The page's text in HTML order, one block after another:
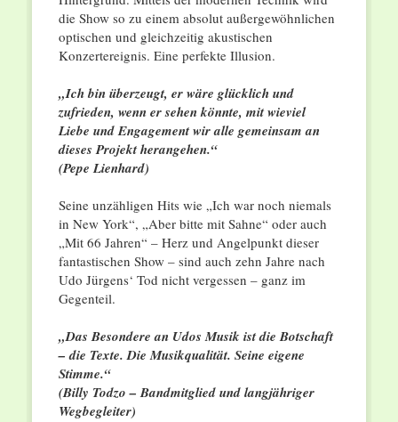
die Show so zu einem absolut außergewöhnlichen
optischen und gleichzeitig akustischen
Konzertereignis. Eine perfekte Illusion.
„Ich bin überzeugt, er wäre glücklich und
zufrieden, wenn er sehen könnte, mit wieviel
Liebe und Engagement wir alle gemeinsam an
dieses Projekt herangehen.“
(Pepe Lienhard)
Seine unzähligen Hits wie „Ich war noch niemals
in New York“, „Aber bitte mit Sahne“ oder auch
„Mit 66 Jahren“ – Herz und Angelpunkt dieser
fantastischen Show – sind auch zehn Jahre nach
Udo Jürgens‘ Tod nicht vergessen – ganz im
Gegenteil.
„Das Besondere an Udos Musik ist die Botschaft
– die Texte. Die Musikqualität. Seine eigene
Stimme.“
(Billy Todzo – Bandmitglied und langjähriger
Wegbegleiter)